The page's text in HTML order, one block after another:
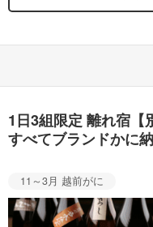
1日3組限定 離れ宿【
すべてブランドかに
11～3月 越前がに